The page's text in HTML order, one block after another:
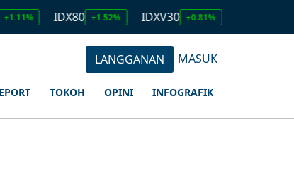
IDX80 +1.52% IDXV30 +0.81% IDXQ30
LANGGANAN MASUK
TOKOH OPINI INFOGRAFIK